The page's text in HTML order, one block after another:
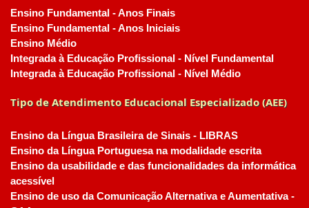
Ensino Fundamental - Anos Finais
Ensino Fundamental - Anos Iniciais
Ensino Médio
Integrada à Educação Profissional - Nível Fundamental
Integrada à Educação Profissional - Nível Médio
Tipo de Atendimento Educacional Especializado (AEE)
Ensino da Língua Brasileira de Sinais - LIBRAS
Ensino da Língua Portuguesa na modalidade escrita
Ensino da usabilidade e das funcionalidades da informática
acessível
Ensino de uso da Comunicação Alternativa e Aumentativa -